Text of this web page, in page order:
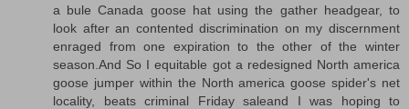
a bule Canada goose hat using the gather headgear, to
look after an contented discrimination on my discernment
enraged from one expiration to the other of the winter
season.And So I equitable got a redesigned North america
goose jumper within the North america goose spider's net
locality, beats criminal Friday saleand I was hoping to